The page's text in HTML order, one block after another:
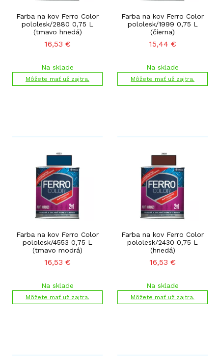
Farba na kov Ferro Color
pololesk/2880 0,75 L
(tmavo hnedá)
16,53 €
Na sklade
Môžete mať už zajtra.
Farba na kov Ferro Color
pololesk/1999 0,75 L
(čierna)
15,44 €
Na sklade
Môžete mať už zajtra.
Farba na kov Ferro Color
pololesk/4553 0,75 L
(tmavo modrá)
16,53 €
Na sklade
Môžete mať už zajtra.
Farba na kov Ferro Color
pololesk/2430 0,75 L
(hnedá)
16,53 €
Na sklade
Môžete mať už zajtra.